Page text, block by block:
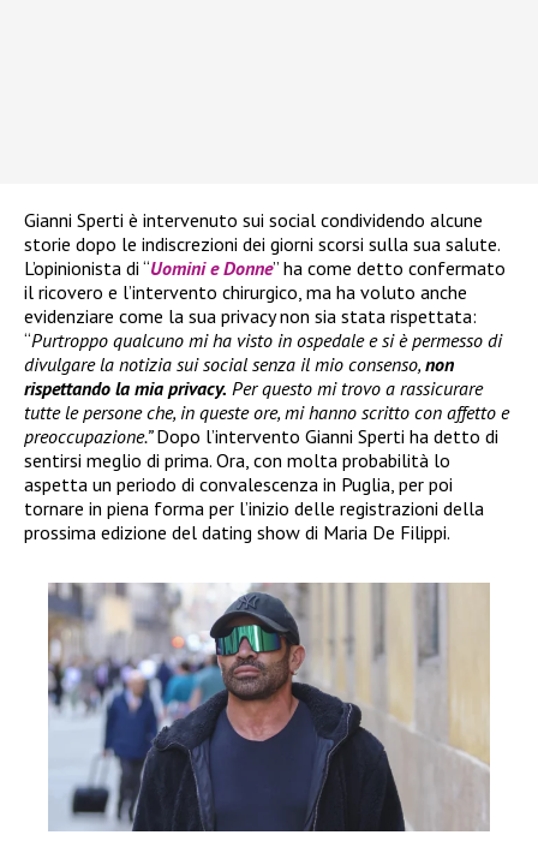
Gianni Sperti è intervenuto sui social condividendo alcune
storie dopo le indiscrezioni dei giorni scorsi sulla sua salute.
L’opinionista di “Uomini e Donne” ha come detto confermato
il ricovero e l’intervento chirurgico, ma ha voluto anche
evidenziare come la sua privacy non sia stata rispettata:
“Purtroppo qualcuno mi ha visto in ospedale e si è permesso di
divulgare la notizia sui social senza il mio consenso, non
rispettando la mia privacy. Per questo mi trovo a rassicurare
tutte le persone che, in queste ore, mi hanno scritto con affetto e
preoccupazione.”Dopo l’intervento Gianni Sperti ha detto di
sentirsi meglio di prima. Ora, con molta probabilità lo
aspetta un periodo di convalescenza in Puglia, per poi
tornare in piena forma per l’inizio delle registrazioni della
prossima edizione del dating show di Maria De Filippi.